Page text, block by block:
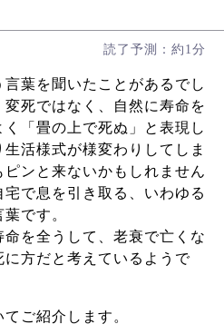
読了予測：約1分
言葉を聞いたことがあるでし
変死ではなく、自然に寿命を
「畳の上で死ぬ」と表現し
活様式が様変わりしてしま
ンと来ないかもしれません
で息を引き取る、いわゆる
です。
を全うして、老衰で亡くな
方だと考えているようで
ご紹介します。